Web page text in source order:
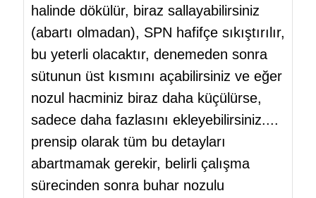
halinde dökülür, biraz sallayabilirsiniz
(abartı olmadan), SPN hafifçe sıkıştırılır,
bu yeterli olacaktır, denemeden sonra
sütunun üst kısmını açabilirsiniz ve eğer
nozul hacminiz biraz daha küçülürse,
sadece daha fazlasını ekleyebilirsiniz....
prensip olarak tüm bu detayları
abartmamak gerekir, belirli çalışma
sürecinden sonra buhar nozulu